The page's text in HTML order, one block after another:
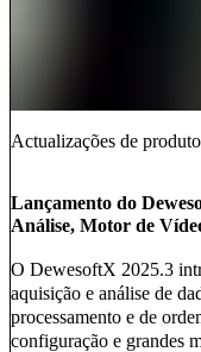
Actualizações de
Lançamento do
Análise, Motor de
O DewesoftX 2025.3
aquisição e análise de
processamento e de
configuração e grandes